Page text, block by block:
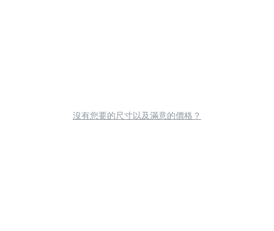
沒有您要的尺寸以及滿意的價格？